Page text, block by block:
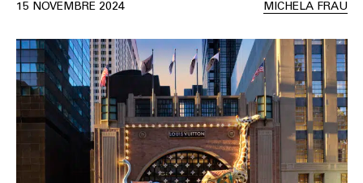
15 NOVEMBRE 2024
MICHELA FRAU